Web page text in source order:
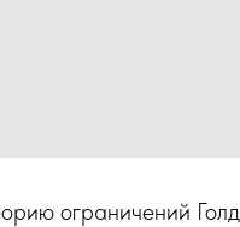
ограничений